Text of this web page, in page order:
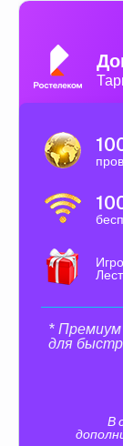
* Премиум
для
В